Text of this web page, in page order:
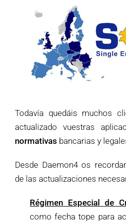
imagen
grande
Todavía quedáis muchos
actualizado vuestras
normativas bancarias y
Desde Daemon4 os
de las actualizaciones
Régimen Especial de
como fecha tope para